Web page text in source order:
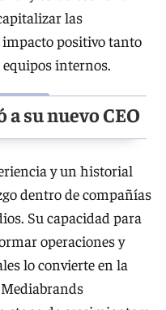
las
positivo tanto
internos.
a su nuevo CEO
y un historial
dentro de compañías
Su capacidad para
operaciones y
lo convierte en la